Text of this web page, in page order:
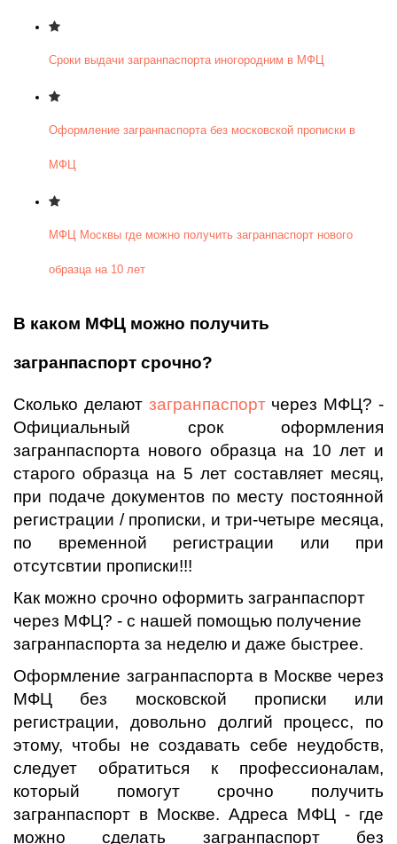
Сроки выдачи загранпаспорта иногородним в МФЦ
Оформление загранпаспорта без московской прописки в
МФЦ
МФЦ Москвы где можно получить загранпаспорт нового
образца на 10 лет
В каком МФЦ можно получить
загранпаспорт срочно?
Сколько делают загранпаспортчерез МФЦ? -
Официальный срок оформления
загранпаспорта нового образца на 10 лет и
старого образца на 5 лет составляет месяц,
при подаче документов по месту постоянной
регистрации / прописки, и три-четыре месяца,
по временной регистрации или при
отсутсвтии прописки!!!
Как можно срочно оформить загранпаспорт
через МФЦ? - с нашей помощью получение
загранпаспорта за неделю и даже быстрее.
Оформление загранпаспорта в Москве через
МФЦ без московской прописки или
регистрации, довольно долгий процесс, по
этому, чтобы не создавать себе неудобств,
следует обратиться к профессионалам,
который помогут срочно получить
загранпаспорт в Москве. Адреса МФЦ - где
можно сделать загранпаспорт без